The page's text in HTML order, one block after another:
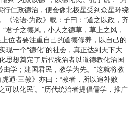
仁政德治，便会像北极星受到众星环绕
论语·为政》载：子曰：“道之以政，齐
君子之德风，小人之德草，草上之风，
位者要注重自己的道德修养，以自己的
一个“德化”的社会，真正达到天下大
思想奠定了后代统治者以道德教化治国
学；建国君民，教学为先。”这就将教
通·三教》亦曰：“教者，所以追补败
可以化民’。”历代统治者提倡儒学，推广